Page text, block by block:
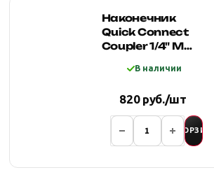
Наконечник
Quick Connect
Coupler 1/4" M
В наличии
820 руб./шт
В КОРЗИНУ